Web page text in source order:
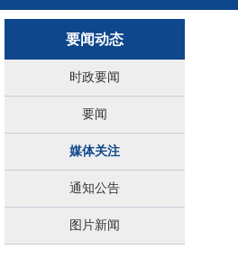
要闻动态
时政要闻
要闻
媒体关注
通知公告
图片新闻